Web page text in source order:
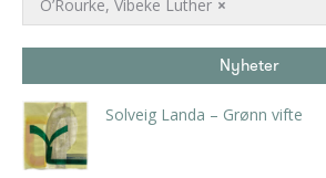
×
O’Rourke, Vibeke Luther
Nyheter
Solveig Landa – Grønn vifte